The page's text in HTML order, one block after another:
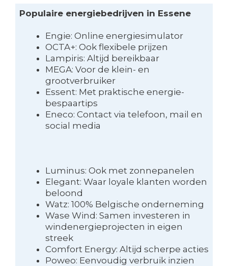
Populaire energiebedrijven in Essene
Engie: Online energiesimulator
OCTA+: Ook flexibele prijzen
Lampiris: Altijd bereikbaar
MEGA: Voor de klein- en
grootverbruiker
Essent: Met praktische energie-
bespaartips
Eneco: Contact via telefoon, mail en
social media
Luminus: Ook met zonnepanelen
Elegant: Waar loyale klanten worden
beloond
Watz: 100% Belgische onderneming
Wase Wind: Samen investeren in
windenergieprojecten in eigen
streek
Comfort Energy: Altijd scherpe acties
Poweo: Eenvoudig verbruik inzien